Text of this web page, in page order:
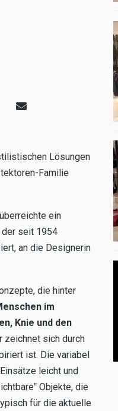
Lösungen
Familie
überreichte ein
der seit 1954
an die Designerin
die hinter
im
Knie und den
zeichnet sich durch
ist. Die variabel
leicht und
Objekte, die
für die aktuelle